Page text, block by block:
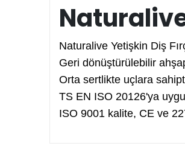
Naturalive Yetişkin Diş
Geri dönüştürülebilir
Orta sertlikte uçlara
TS EN ISO 20126'ya
ISO 9001 kalite, CE ve